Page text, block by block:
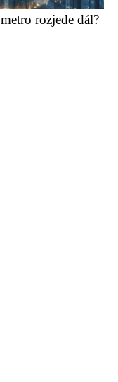
rozjede dál?